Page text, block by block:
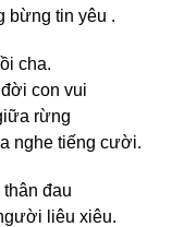
bừng tin yêu .
cha.
con vui
rừng
nghe tiếng cười.
đau
liêu xiêu.